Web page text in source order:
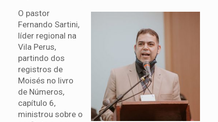
O pastor
Fernando Sartini,
líder regional na
Vila Perus,
partindo dos
registros de
Moisés no livro
de Números,
capítulo 6,
ministrou sobre o